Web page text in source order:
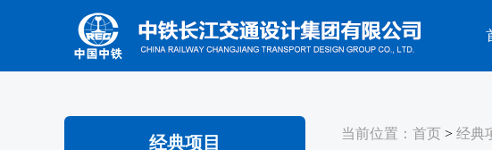
经典项目 当前位置： 首页 > 经典